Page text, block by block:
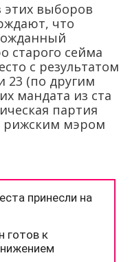
выборов
что
старого сейма
с результатом
23 (по другим
мандата из ста
партия
рижским мэром